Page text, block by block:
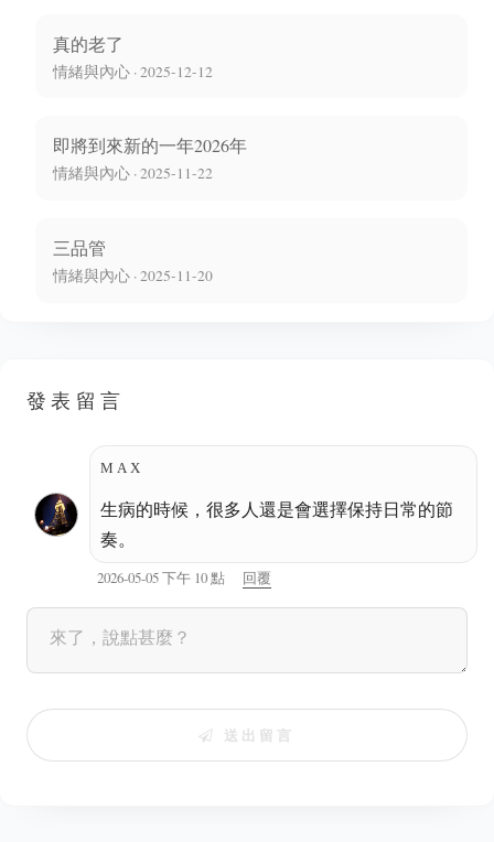
真的老了
情緒與內心 · 2025-12-12
即將到來新的一年2026年
情緒與內心 · 2025-11-22
三品管
情緒與內心 · 2025-11-20
發表留言
MAX
生病的時候，很多人還是會選擇保持日常的節
奏。
2026-05-05 下午 10 點 回覆
送出留言